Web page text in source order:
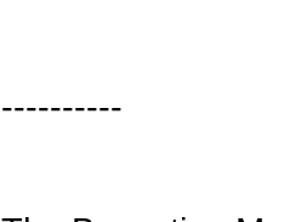
----------